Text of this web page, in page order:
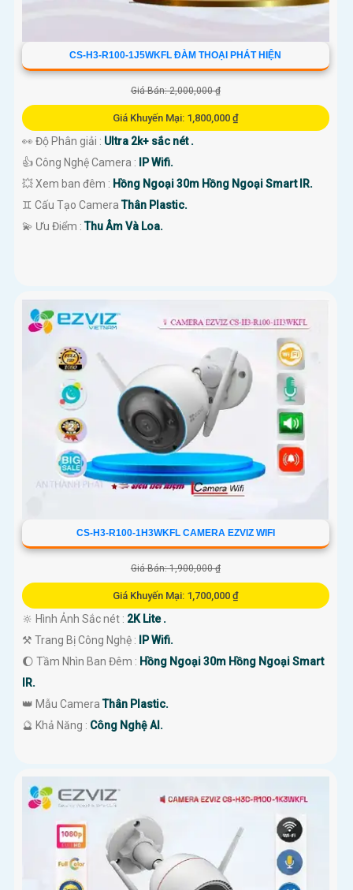
CS-H3-R100-1J5WKFL ĐÀM THOẠI PHÁT HIỆN
Giá Bán: 2,000,000 ₫
Giá Khuyến Mại: 1,800,000 ₫
👀 Độ Phân giải : Ultra 2k+ sắc nét .
👍 Công Nghệ Camera :
IP Wifi.
💥 Xem ban đêm : Hồng Ngoại 30m Hồng Ngoại Smart IR.
♊ Cấu Tạo CameraThân Plastic.
️💫 Ưu Điểm :Thu Âm Và Loa.
CS-H3-R100-1H3WKFL CAMERA EZVIZ WIFI
Giá Bán: 1,900,000 ₫
Giá Khuyến Mại: 1,700,000 ₫
🔆 Hình Ảnh Sắc nét : 2K Lite .
⚒ Trang Bị Công Nghệ :
IP Wifi.
🌔 Tầm Nhìn Ban Đêm : Hồng Ngoại 30m Hồng Ngoại Smart
IR.
👑 Mẫu CameraThân Plastic.
️🔮 Khả Năng : Công Nghệ AI.